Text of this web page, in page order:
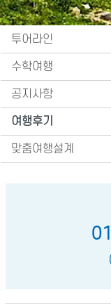
투어라인
수학여행
공지사항
여행후기
맞춤여행설계